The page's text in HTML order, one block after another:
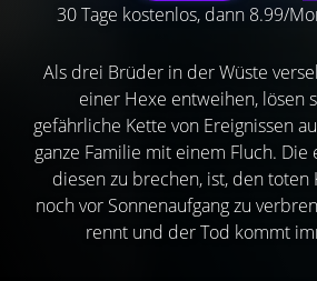
30 Tage kostenlos, dann 8.99/
Als drei Brüder in der Wüste
einer Hexe entweihen, lösen
gefährliche Kette von Ereignissen
ganze Familie mit einem Fluch.
diesen zu brechen, ist, den
noch vor Sonnenaufgang zu
rennt und der Tod kommt